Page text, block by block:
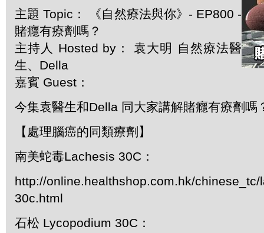
主題 Topic： 《自然療法與你》- EP800 -
賭癮有療劑嗎？
主持人 Hosted by： 袁大明 自然療法醫
生、Della
嘉賓 Guest：
今集袁醫生和Della 同大家講解賭癮有療劑嗎
【處理腦癌的同類療劑】
南美蛇毒Lachesis 30C：
http://online.healthshop.com.hk/
30c.html
石松 Lycopodium 30C：